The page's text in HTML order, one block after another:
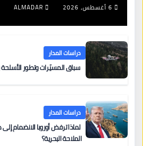
6 أغسطس، 2026 ALMADAR
دراسات المدار
سباق المسيّرات وتطور الأسلحة
دراسات المدار
لماذا ترفض أوروبا الانضمام
الملاحة البحرية؟